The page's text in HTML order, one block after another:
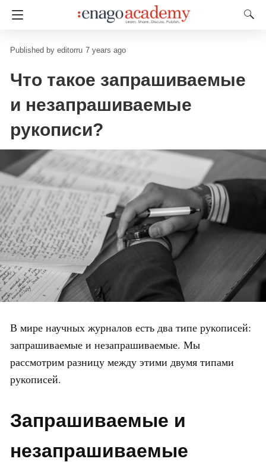
editorru 7 years ago
Что такое запрашиваемые
и незапрашиваемые
рукописи?
В мире научных журналов есть два типе рукописей:
запрашиваемые и незапрашиваемые. Мы
рассмотрим разницу между этими двумя типами
рукописей.
Запрашиваемые и
незапрашиваемые